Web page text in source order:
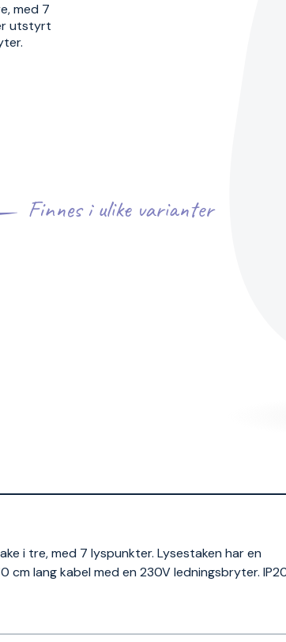
med 7
utstyrt
Finnes i ulike varianter
i tre, med 7 lyspunkter. Lysestaken har en
lang kabel med en 230V ledningsbryter.